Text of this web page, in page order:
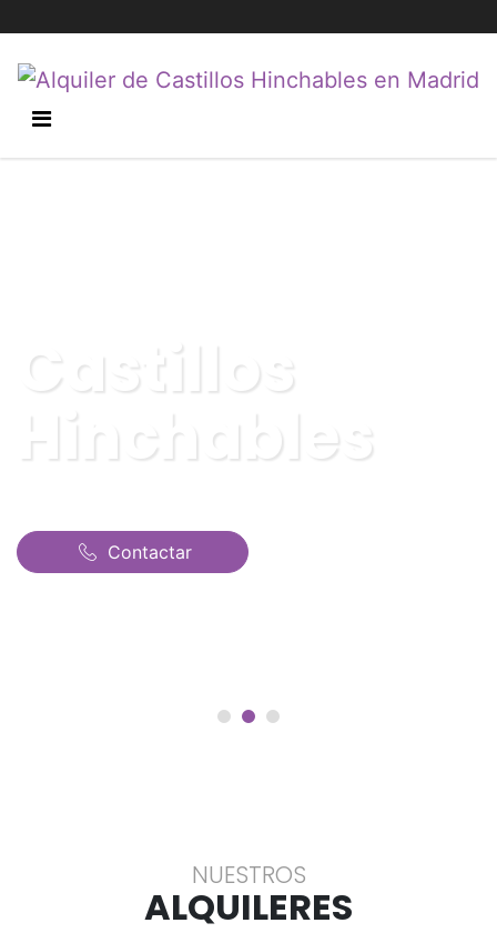
Castillos
Hinchables
Contactar
NUESTROS
ALQUILERES